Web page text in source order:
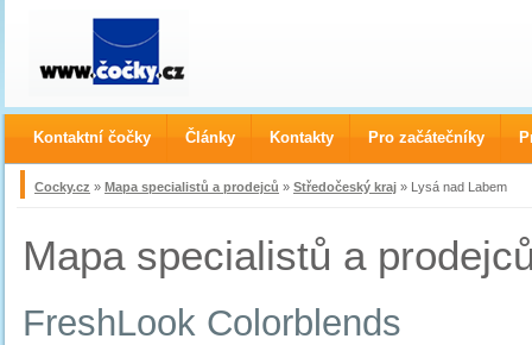
Cocky.cz » Mapa specialistů a prodejců » Středočeský kraj » Lysá nad Labem
Mapa specialistů a
FreshLook Colorblends
Kontaktní čočky Články Kontakty Pro začátečníky